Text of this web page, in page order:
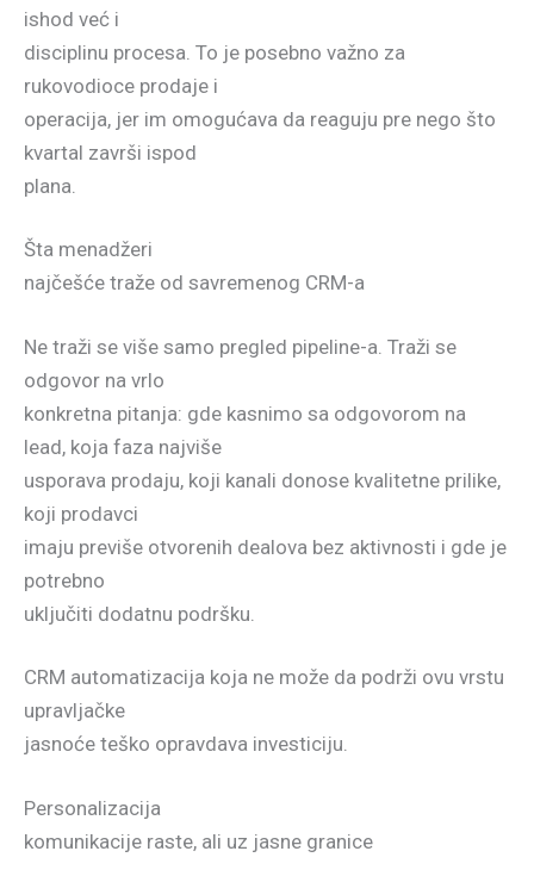
ishod već i
disciplinu procesa. To je posebno važno za
rukovodioce prodaje i
operacija, jer im omogućava da reaguju pre nego što
kvartal završi ispod
plana.
Šta menadžeri
najčešće traže od savremenog CRM-a
Ne traži se više samo pregled pipeline-a. Traži se
odgovor na vrlo
konkretna pitanja: gde kasnimo sa odgovorom na
lead, koja faza najviše
usporava prodaju, koji kanali donose kvalitetne prilike,
koji prodavci
imaju previše otvorenih dealova bez aktivnosti i gde je
potrebno
uključiti dodatnu podršku.
CRM automatizacija koja ne može da podrži ovu vrstu
upravljačke
jasnoće teško opravdava investiciju.
Personalizacija
komunikacije raste, ali uz jasne granice